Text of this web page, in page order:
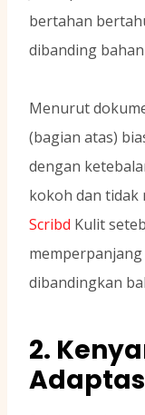
bertahan
dibanding
Menurut
(bagian atas)
dengan
kokoh dan tidak
Scribd Kulit
dibandingkan
2.